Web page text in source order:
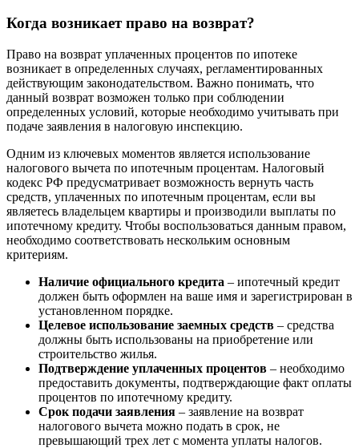
Когда возникает право на возврат?
Право на возврат уплаченных процентов по ипотеке
возникает в определенных случаях, регламентированных
действующим законодательством. Важно понимать, что
данный возврат возможен только при соблюдении
определенных условий, которые необходимо учитывать при
подаче заявления в налоговую инспекцию.
Одним из ключевых моментов является использование
налогового вычета по ипотечным процентам. Налоговый
кодекс РФ предусматривает возможность вернуть часть
средств, уплаченных по ипотечным процентам, если вы
являетесь владельцем квартиры и производили выплаты по
ипотечному кредиту. Чтобы воспользоваться данным правом,
необходимо соответствовать нескольким основным
критериям.
Наличие официального кредита – ипотечный кредит
должен быть оформлен на ваше имя и зарегистрирован в
установленном порядке.
Целевое использование заемных средств – средства
должны быть использованы на приобретение или
строительство жилья.
Подтверждение уплаченных процентов – необходимо
предоставить документы, подтверждающие факт оплаты
процентов по ипотечному кредиту.
Срок подачи заявления – заявление на возврат
налогового вычета можно подать в срок, не
превышающий трех лет с момента уплаты налогов.